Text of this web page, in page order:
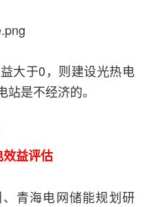
大于0，则建设光热电
是不经济的。
益评估
青海电网储能规划研